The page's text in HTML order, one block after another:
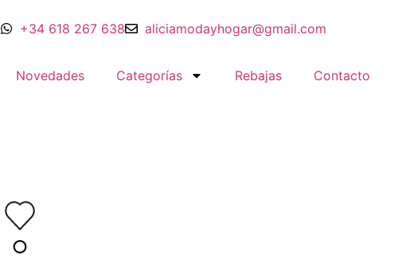
+34 618 267 638 aliciamodayhogar@gmail.com
Novedades Categorías Rebajas Contacto